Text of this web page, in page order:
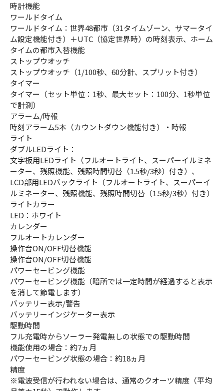
時計機能
ワールドタイム
ワールドタイム：世界48都市（31タイムゾーン、サマータイ
ム設定機能付き）＋UTC（協定世界時）の時刻表示、ホーム
タイムの都市入替機能
ストップウオッチ
ストップウオッチ（1/100秒、60分計、スプリット付き）
タイマー
タイマー（セット単位：1秒、最大セット：100分、1秒単位
で計測）
アラーム/時報
時刻アラーム5本（カウントダウン機能付き）・時報
ライト
ダブルLEDライト：
文字板用LEDライト（フルオートライト、スーパーイルミネ
ーター、残照機能、残照時間切替（1.5秒/3秒）付き）、
LCD部用LEDバックライト（フルオートライト、スーパーイ
ルミネーター、残照機能、残照時間切替（1.5秒/3秒）付き）
ライトカラー
LED：ホワイト
カレンダー
フルオートカレンダー
操作音ON/OFF切替機能
操作音ON/OFF切替機能
パワーセービング機能
パワーセービング機能（暗所では一定時間が経過すると表示
を消して節電します）
バッテリー表示/警告
バッテリーインジケーター表示
駆動時間
フル充電時からソーラー発電無しの状態での駆動時間
機能使用の場合：約7ヵ月
パワーセービング状態の場合：約18ヵ月
精度
※電波受信が行われない場合は、通常のクオーツ精度（平均